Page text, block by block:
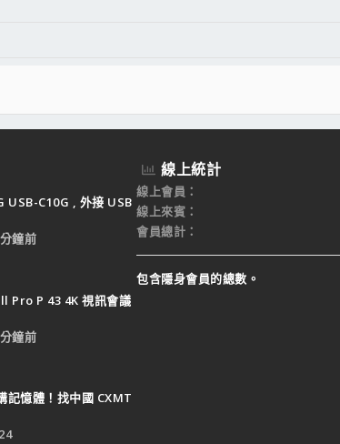
USB-C10G , 外接 USB
鐘前
Pro P 43 4K 視訊會議
鐘前
記憶體！找中國 CXMT
線上統計
線上會員
線上來賓
會員總計
包含隱身會員的總數。